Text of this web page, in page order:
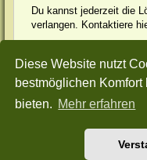
Diese Website nutzt
bestmöglichen
bieten. Mehr erfahren
Du kannst jederzeit die
verlangen. Kontaktiere
Sudden-Strike-Maps.de
Powered byphpBB® Forum
Style: Green-Style-Split by